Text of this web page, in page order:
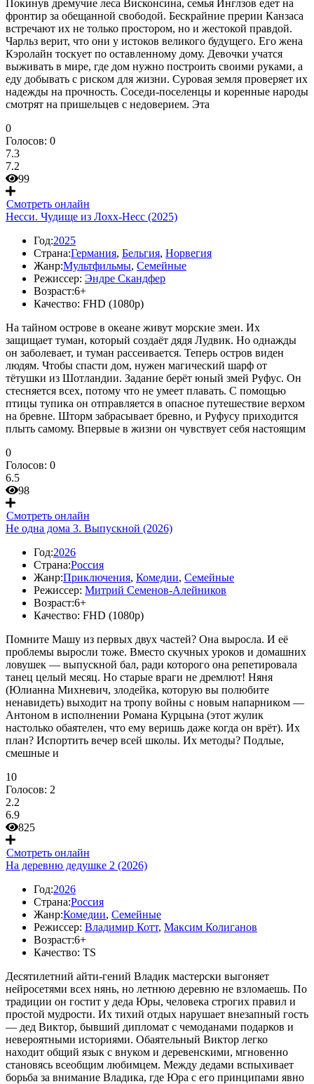
Покинув дремучие леса Висконсина, семья Инглзов едет на
фронтир за обещанной свободой. Бескрайние прерии Канзаса
встречают их не только простором, но и жестокой правдой.
Чарльз верит, что они у истоков великого будущего. Его жена
Кэролайн тоскует по оставленному дому. Девочки учатся
выживать в мире, где дом нужно построить своими руками, а
еду добывать с риском для жизни. Суровая земля проверяет их
надежды на прочность. Соседи-поселенцы и коренные народы
смотрят на пришельцев с недоверием. Эта
0
Голосов: 0
7.3
7.2
99
Смотреть онлайн
Несси. Чудище из Лохх-Несс (2025)
Год:2025
Страна:Германия, Бельгия, Норвегия
Жанр:Мультфильмы, Семейные
Режиссер: Эндре Скандфер
Возраст:6+
Качество: FHD (1080p)
На тайном острове в океане живут морские змеи. Их
защищает туман, который создаёт дядя Лудвик. Но однажды
он заболевает, и туман рассеивается. Теперь остров виден
людям. Чтобы спасти дом, нужен магический шарф от
тётушки из Шотландии. Задание берёт юный змей Руфус. Он
стесняется всех, потому что не умеет плавать. С помощью
птицы тупика он отправляется в опасное путешествие верхом
на бревне. Шторм забрасывает бревно, и Руфусу приходится
плыть самому. Впервые в жизни он чувствует себя настоящим
0
Голосов: 0
6.5
98
Смотреть онлайн
Не одна дома 3. Выпускной (2026)
Год:2026
Страна:Россия
Жанр:Приключения, Комедии, Семейные
Режиссер: Митрий Семенов-Алейников
Возраст:6+
Качество: FHD (1080p)
Помните Машу из первых двух частей? Она выросла. И её
проблемы выросли тоже. Вместо скучных уроков и домашних
ловушек — выпускной бал, ради которого она репетировала
танец целый месяц. Но старые враги не дремлют! Няня
(Юлианна Михневич, злодейка, которую вы полюбите
ненавидеть) выходит на тропу войны с новым напарником —
Антоном в исполнении Романа Курцына (этот жулик
настолько обаятелен, что ему веришь даже когда он врёт). Их
план? Испортить вечер всей школы. Их методы? Подлые,
смешные и
10
Голосов: 2
2.2
6.9
825
Смотреть онлайн
На деревню дедушке 2 (2026)
Год:2026
Страна:Россия
Жанр:Комедии, Семейные
Режиссер: Владимир Котт, Максим Колиганов
Возраст:6+
Качество: TS
Десятилетний айти-гений Владик мастерски выгоняет
нейросетями всех нянь, но летнюю деревню не взломаешь. По
традиции он гостит у деда Юры, человека строгих правил и
простой мудрости. Их тихий отдых нарушает внезапный гость
— дед Виктор, бывший дипломат с чемоданами подарков и
невероятными историями. Обаятельный Виктор легко
находит общий язык с внуком и деревенскими, мгновенно
становясь всеобщим любимцем. Между дедами вспыхивает
борьба за внимание Владика, где Юра с его принципами явно